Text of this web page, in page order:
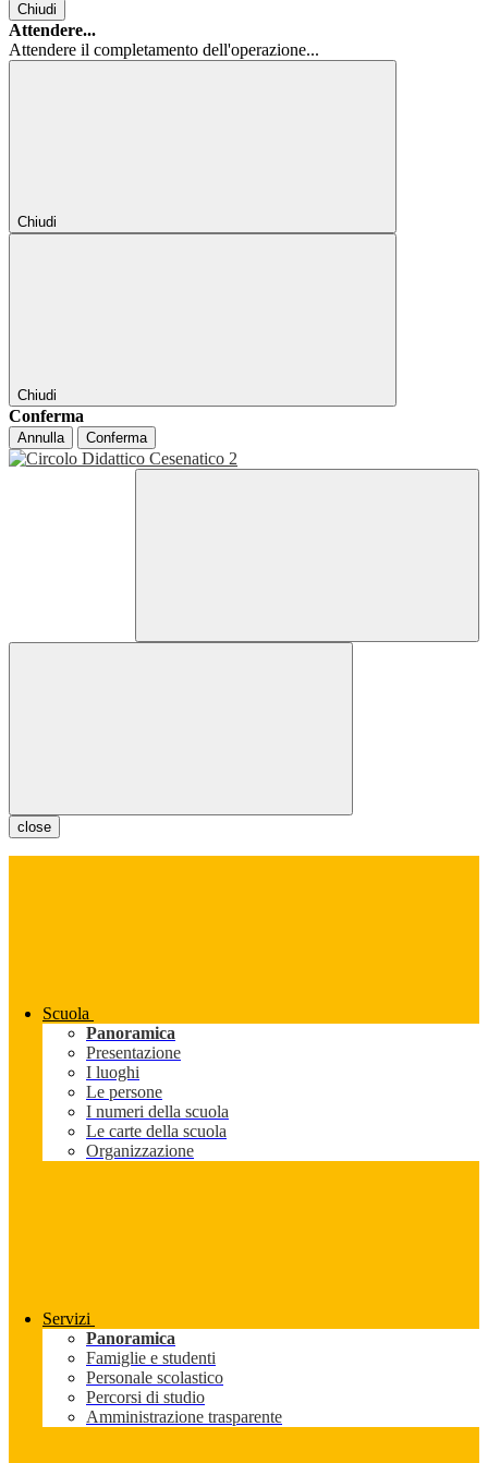
Chiudi
Attendere...
Attendere il completamento dell'operazione...
Chiudi
Chiudi
Conferma
Annulla Conferma
close
Scuola
Panoramica
Presentazione
I luoghi
Le persone
I numeri della scuola
Le carte della scuola
Organizzazione
Servizi
Panoramica
Famiglie e studenti
Personale scolastico
Percorsi di studio
Amministrazione trasparente